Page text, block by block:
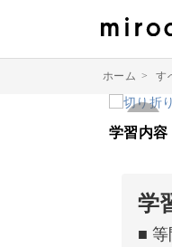
ホーム > す
学習内容
学
■ 等